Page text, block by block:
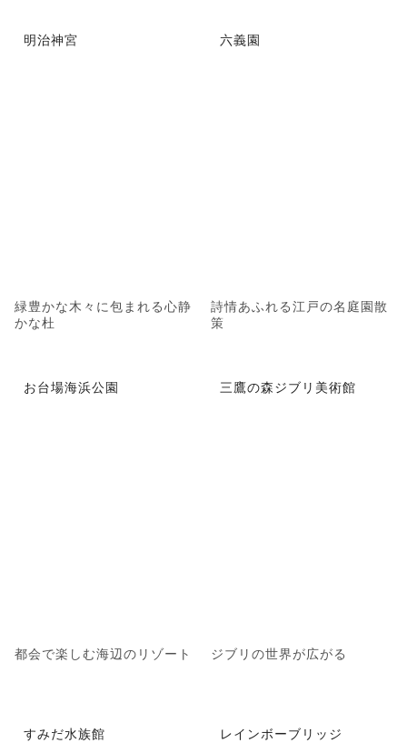
明治神宮
緑豊かな木々に包まれる心静
かな杜
六義園
詩情あふれる江戸の名庭園散
策
お台場海浜公園
都会で楽しむ海辺のリゾート
三鷹の森ジブリ美術館
ジブリの世界が広がる
すみだ水族館 レインボーブリッジ